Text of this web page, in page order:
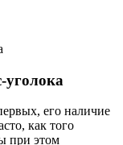
уголока
его наличие
как того
при этом